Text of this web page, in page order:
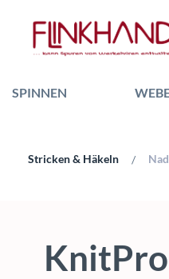
SPINNEN
Stricken & Häkeln /